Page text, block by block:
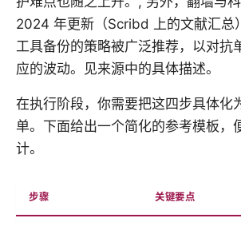
2024 年更新（Scribd 上的文献汇总
工具备份的策略被广泛推荐，以对抗
应的波动。见来源中的具体描述。
在执行阶段，你需要把这四步具体化
单。下面给出一个简化的参考模板，
计。
步骤 关键要点